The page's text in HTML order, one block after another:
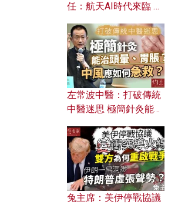
任：航天AI時代來臨 學
校內數字教育如何實踐
落地？
左常波中醫：打破傳統
中醫迷思 極簡針灸能治
何急救？
兔主席：美伊停戰協議